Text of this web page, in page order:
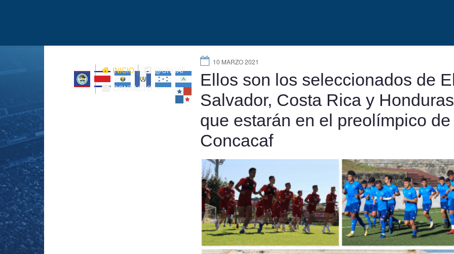
INICIO
@UNCAF
CONTACTO
10 MARZO 2021
Ellos son los seleccionados de
Salvador, Costa Rica y Honduras
que estarán en el preolímpico de
Concacaf